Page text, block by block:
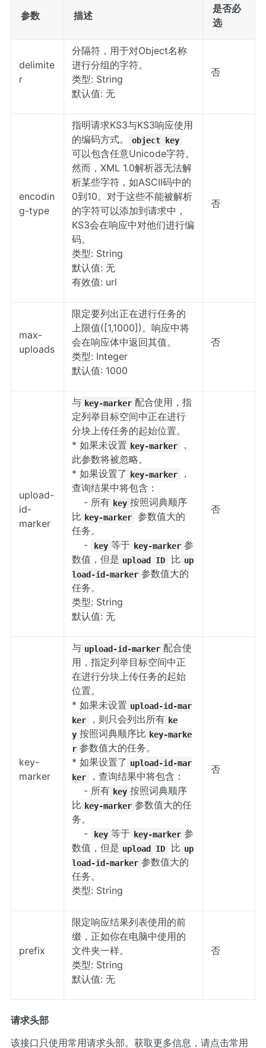
参数 描述
是否必
选
delimite
r
分隔符，用于对Object名称
进行分组的字符。
类型: String
默认值: 无
否
encodin
g-type
指明请求KS3与KS3响应使用
的编码方式。
object key
可以包含任意Unicode字符。
然而，XML 1.0解析器无法解
析某些字符，如ASCII码中的
0到10。对于这些不能被解析
的字符可以添加到请求中，
KS3会在响应中对他们进行编
码。
类型: String
默认值: 无
有效值: url
否
max-
uploads
限定要列出正在进行任务的
上限值([1,1000])。响应中将
会在响应体中返回其值。
类型: Integer
默认值: 1000
否
upload-
id-
marker
与 key-marker 配合使用，指
定列举目标空间中正在进行
分块上传任务的起始位置。
* 如果未设置 key-marker
，
此参数将被忽略。
* 如果设置了 key-marker
，
查询结果中将包含：
- 所有 key 按照词典顺序
比 key-marker
参数值大的
任务。
-
key 等于 key-marker 参
数值，但是 upload ID 比 up
load-id-marker 参数值大的
任务。
类型: String
默认值: 无
否
key-
marker
与 upload-id-marker 配合使
用，指定列举目标空间中正
在进行分块上传任务的起始
位置。
* 如果未设置 upload-id-mar
ker
，则只会列出所有 ke
y 按照词典顺序比 key-marke
r 参数值大的任务。
* 如果设置了 upload-id-mar
ker
，查询结果中将包含：
- 所有 key 按照词典顺序
比 key-marker 参数值大的任
务。
-
key 等于 key-marker 参
数值，但是 upload ID 比 up
load-id-marker 参数值大的
任务。
类型: String
否
prefix
限定响应结果列表使用的前
缀，正如你在电脑中使用的
文件夹一样。
类型: String
默认值: 无
否
请求头部
该接口只使用常用请求头部。获取更多信息，请点击常用